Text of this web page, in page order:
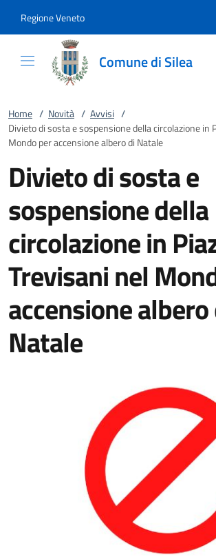
Regione Veneto
Comune di Silea
Home / Novità / Avvisi /
Divieto di sosta e sospensione della circolazione in
Mondo per accensione albero di Natale
Divieto di sosta e
sospensione della
circolazione in
Trevisani nel
accensione
Natale